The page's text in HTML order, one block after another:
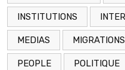
INSTITUTIONS
MEDIAS MIGRATIONS
PEOPLE POLITIQUE